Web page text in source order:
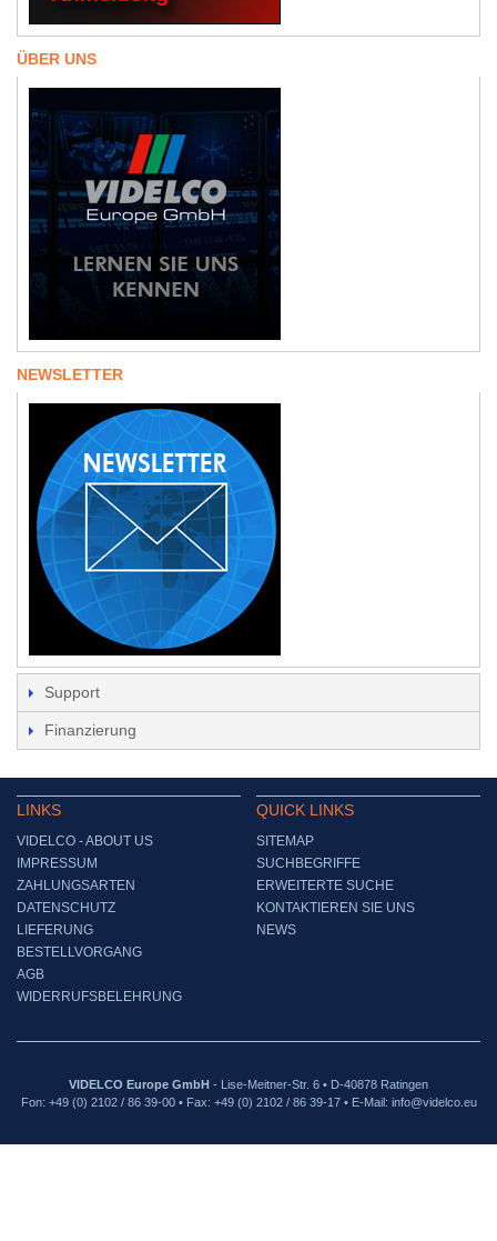
ÜBER UNS
NEWSLETTER
Support
Finanzierung
LINKS
VIDELCO - ABOUT US
IMPRESSUM
ZAHLUNGSARTEN
DATENSCHUTZ
LIEFERUNG
BESTELLVORGANG
AGB
WIDERRUFSBELEHRUNG
QUICK LINKS
SITEMAP
SUCHBEGRIFFE
ERWEITERTE SUCHE
KONTAKTIEREN SIE UNS
NEWS
VIDELCO Europe GmbH - Lise-Meitner-Str. 6 • D-40878 Ratingen
Fon: +49 (0) 2102 / 86 39-00 • Fax: +49 (0) 2102 / 86 39-17 • E-Mail: info@videlco.eu